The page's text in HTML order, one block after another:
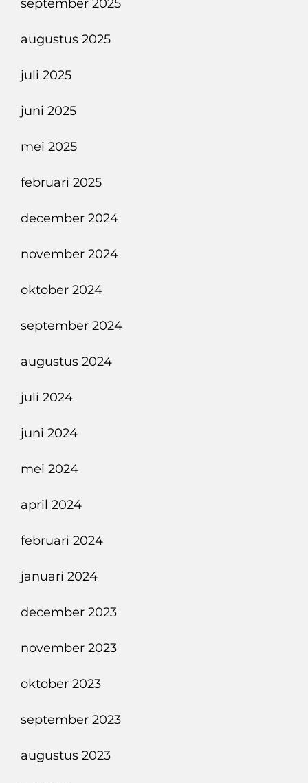
september 2025
augustus 2025
juli 2025
juni 2025
mei 2025
februari 2025
december 2024
november 2024
oktober 2024
september 2024
augustus 2024
juli 2024
juni 2024
mei 2024
april 2024
februari 2024
januari 2024
december 2023
november 2023
oktober 2023
september 2023
augustus 2023